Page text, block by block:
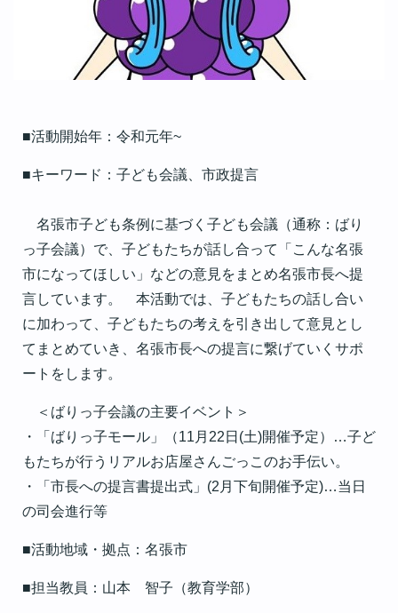
■活動開始年：令和元年~
■キーワード：子ども会議、市政提言
名張市子ども条例に基づく子ども会議（通称：ばり
っ子会議）で、子どもたちが話し合って「こんな名張
市になってほしい」などの意見をまとめ名張市長へ提
言しています。 本活動では、子どもたちの話し合い
に加わって、子どもたちの考えを引き出して意見とし
てまとめていき、名張市長への提言に繋げていくサポ
ートをします。
＜ばりっ子会議の主要イベント＞
・「ばりっ子モール」（11月22日(土)開催予定）…子ど
もたちが行うリアルお店屋さんごっこのお手伝い。
・「市長への提言書提出式」(2月下旬開催予定)…当日
の司会進行等
■活動地域・拠点：名張市
■担当教員：山本 智子（教育学部）